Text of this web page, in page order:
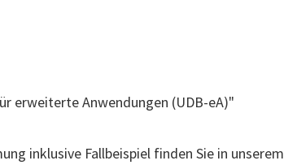
erweiterte Anwendungen (UDB-eA)"
inklusive Fallbeispiel finden Sie in unserem